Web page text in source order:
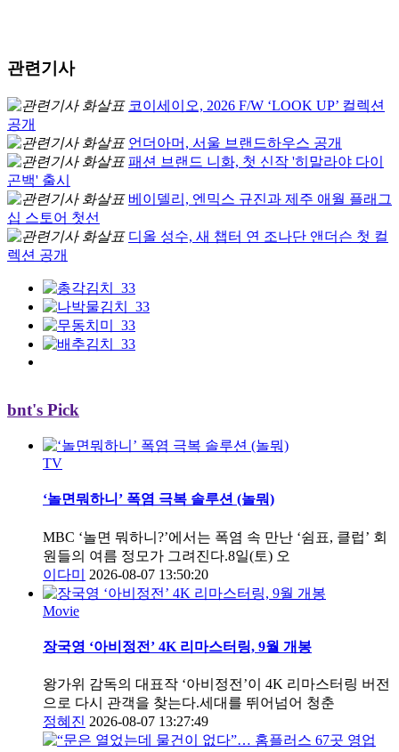
관련기사
코이세이오, 2026 F/W ‘LOOK UP’ 컬렉션
공개
언더아머, 서울 브랜드하우스 공개
패션 브랜드 니화, 첫 신작 '히말라야 다이
곤백' 출시
베이델리, 엔믹스 규진과 제주 애월 플래그
십 스토어 첫선
디올 성수, 새 챕터 연 조나단 앤더슨 첫 컬
렉션 공개
bnt's Pick
TV
‘놀면뭐하니’ 폭염 극복 솔루션 (놀뭐)
MBC ‘놀면 뭐하니?’에서는 폭염 속 만난 ‘쉼표, 클럽’ 회
원들의 여름 정모가 그려진다.8일(토) 오
이다미
2026-08-07 13:50:20
Movie
장국영 ‘아비정전’ 4K 리마스터링, 9월 개봉
왕가위 감독의 대표작 ‘아비정전’이 4K 리마스터링 버전
으로 다시 관객을 찾는다.세대를 뛰어넘어 청춘
정혜진 2026-08-07 13:27:49